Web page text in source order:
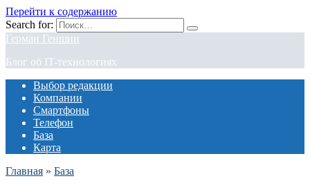
Перейти к содержанию
Search for:
Герман Геншин
Блог об IT-технологиях
Выбор редакции
Компании
Смартфоны
Телефон
База
Карта
Главная » База